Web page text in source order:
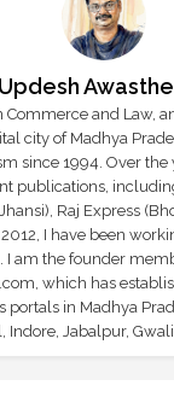
Updesh
Commerce and Law,
city of Madhya
since 1994. Over the
publications,
Raj Express
I have been
I am the founder
which has
portals in Madhya
Jabalpur,